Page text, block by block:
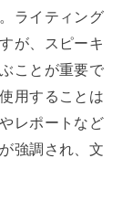
ライティング
が、スピーキ
ことが重要で
用することは
レポートなど
強調され、文